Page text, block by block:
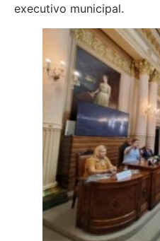
executivo municipal.